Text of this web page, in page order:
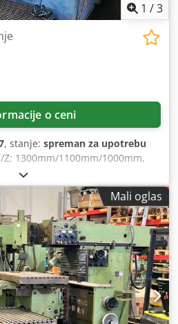
1 /3
o ceni
, stanje: spreman za upotrebu
Z: 1300mm/1100mm/1000mm,
800mm, broj paleta: 14, max.
indeksiranje stola: 0.001°.
50hp, časopis alata: 80.
3400mm/3800mm, težina:
na licu mesta. Cedpetx
Mali oglas